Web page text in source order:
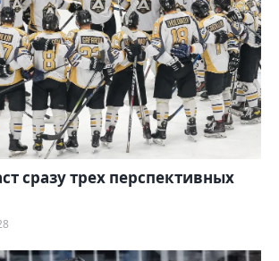
сразу трех перспективных